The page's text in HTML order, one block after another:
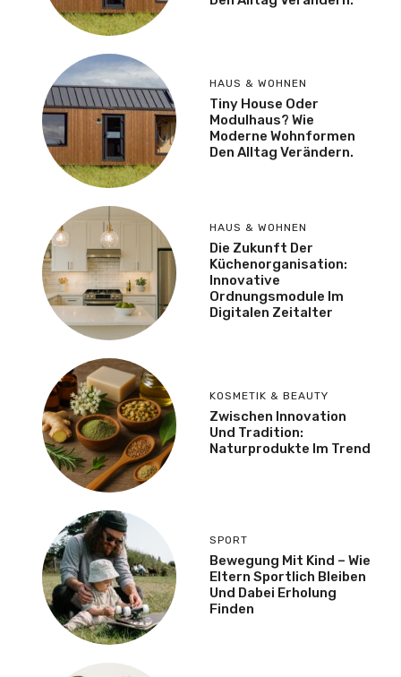
HAUS & WOHNEN
Tiny House Oder
Modulhaus? Wie
Moderne Wohnformen
Den Alltag Verändern.
HAUS & WOHNEN
Die Zukunft Der
Küchenorganisation:
Innovative
Ordnungsmodule Im
Digitalen Zeitalter
KOSMETIK & BEAUTY
Zwischen Innovation
Und Tradition:
Naturprodukte Im Trend
SPORT
Bewegung Mit Kind – Wie
Eltern Sportlich Bleiben
Und Dabei Erholung
Finden